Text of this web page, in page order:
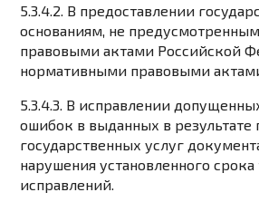
5.3.4.2. В предоставлении
основаниям, не
правовыми актами Российской
нормативными правовыми
5.3.4.3. В исправлении
ошибок в выданных в результате
государственных услуг
нарушения установленного срока
исправлений.